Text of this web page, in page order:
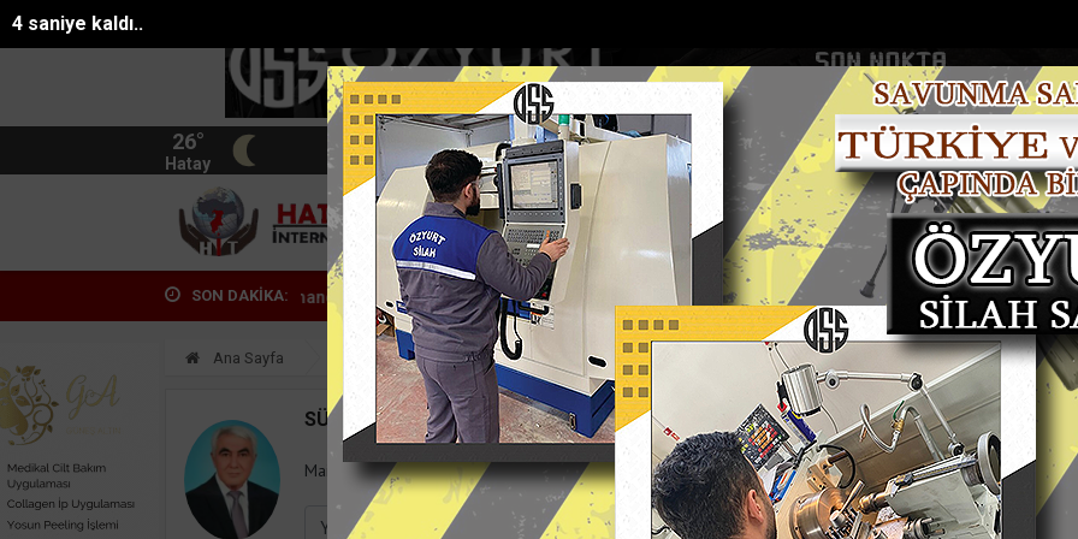
3 saniye kaldı..
26°
Hatay
BIST 13.744 DOLAR 46.2686 EURO 53.5186
HATAY GÜNDEM MAGAZİN KADIN-YAŞAM SPOR SAĞLIK
SON DAKİKA:
yangın paniği: 5 kişi dumandan etk... Seyir halindeyken aniden alev alan otomobilde... Bakan Kurumun katılımıyla Hatayda 8 bin
Yazarlar Web TV
Ana Sayfa Yazarlar Süleyman GÖKSU
SÜLEYMAN GÖKSU
Mail: suleymangoksu@gmail.com